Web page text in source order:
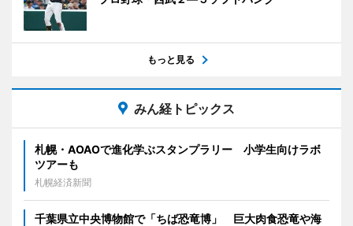
もっと見る
みん経トピックス
札幌・AOAOで進化学ぶスタンプラリー 小学生向けラボ
ツアーも
札幌経済新聞
千葉県立中央博物館で「ちば恐竜博」 巨大肉食恐竜や海